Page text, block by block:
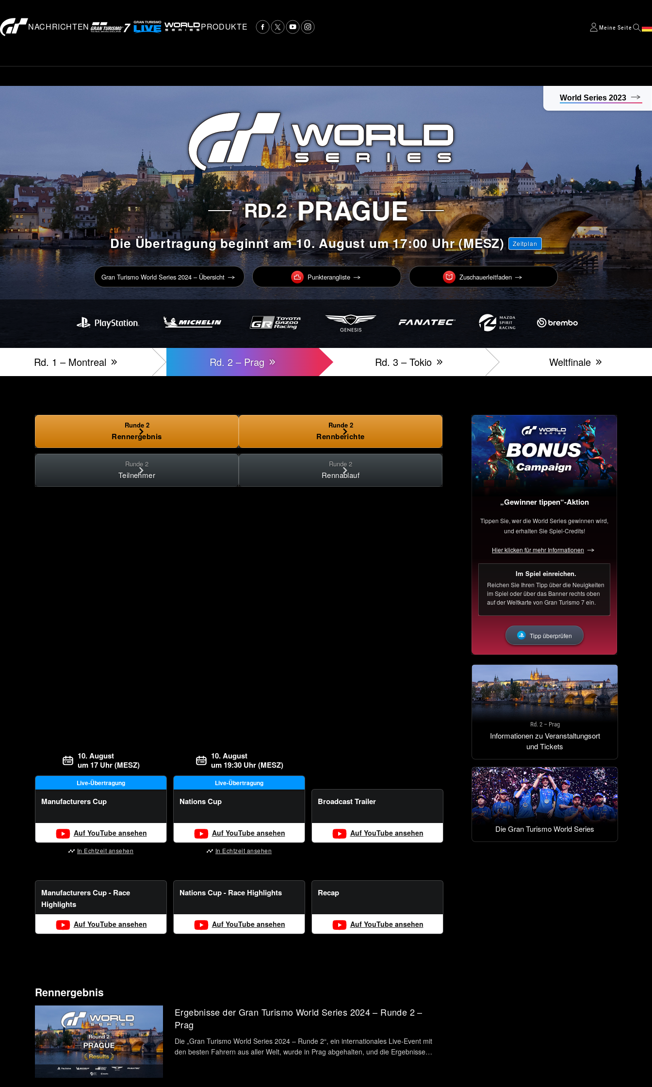
NACHRICHTEN PRODUKTE Meine Seite
World Series 2023
Die Übertragung beginnt am 10. August um 17:00 Uhr (MESZ) Zeitplan
Gran Turismo World Series 2024 – Übersicht Punkterangliste Zuschauerleitfaden
Rd. 1 – Montreal Rd. 2 – Prag Rd. 3 – Tokio Weltfinale
Runde 2
Rennergebnis
Runde 2
Rennberichte
Runde 2
Teilnehmer
Runde 2
Rennablauf
10. August
um 17 Uhr (MESZ)
Live-Übertragung
Manufacturers Cup
Auf YouTube ansehen
In Echtzeit ansehen
10. August
um 19:30 Uhr (MESZ)
Live-Übertragung
Nations Cup
Auf YouTube ansehen
In Echtzeit ansehen
Broadcast Trailer
Auf YouTube ansehen
Manufacturers Cup - Race
Highlights
Auf YouTube ansehen
Nations Cup - Race Highlights
Auf YouTube ansehen
Recap
Auf YouTube ansehen
Rennergebnis
Ergebnisse der Gran Turismo World Series 2024 – Runde 2 –
Prag
Die „Gran Turismo World Series 2024 – Runde 2“, ein internationales Live-Event mit
den besten Fahrern aus aller Welt, wurde in Prag abgehalten, und die Ergebnisse
„Gewinner tippen“-Aktion
Tippen Sie, wer die World Series gewinnen wird,
und erhalten Sie Spiel-Credits!
Hier klicken für mehr Informationen
Im Spiel einreichen.
Reichen Sie Ihren Tipp über die Neuigkeiten
im Spiel oder über das Banner rechts oben
auf der Weltkarte von Gran Turismo 7 ein.
Tipp überprüfen
Rd. 2 – Prag
Informationen zu Veranstaltungsort
und Tickets
Die Gran Turismo World Series